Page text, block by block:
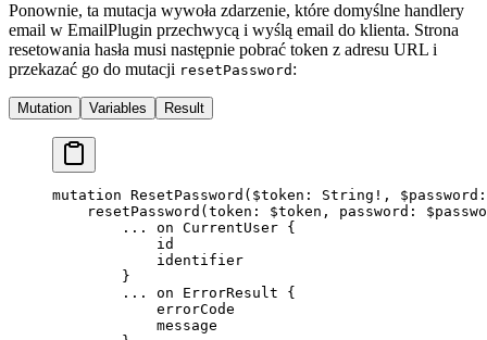
Ponownie, ta mutacja wywoła zdarzenie, które domyślne handlery
email w EmailPlugin przechwycą i wyślą email do klienta. Strona
resetowania hasła musi następnie pobrać token z adresu URL i
przekazać go do mutacji resetPassword :
Mutation Variables Result
mutation ResetPassword ( $token : String ! , $password
    resetPassword
( token : $token , password :
        ...
on CurrentUser {
            id
            identifier
        }
        ...
on ErrorResult {
            errorCode
            message